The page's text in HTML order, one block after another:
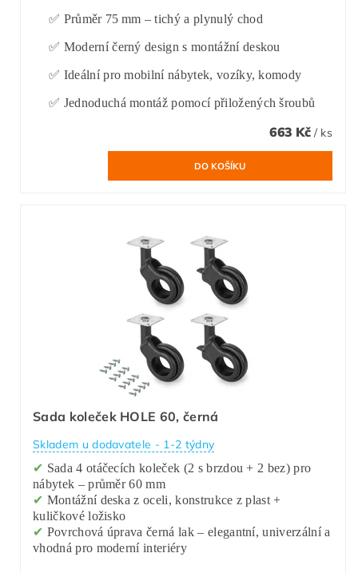
✅ Průměr 75 mm – tichý a plynulý chod
✅ Moderní černý design s montážní deskou
✅ Ideální pro mobilní nábytek, vozíky, komody
✅ Jednoduchá montáž pomocí přiložených šroubů
663 Kč / ks
Sada koleček HOLE 60, černá
Skladem u dodavatele - 1-2 týdny
✔ Sada 4 otáčecích koleček (2 s brzdou + 2 bez) pro
nábytek – průměr 60 mm
✔ Montážní deska z oceli, konstrukce z plast +
kuličkové ložisko
✔ Povrchová úprava černá lak – elegantní, univerzální a
vhodná pro moderní interiéry